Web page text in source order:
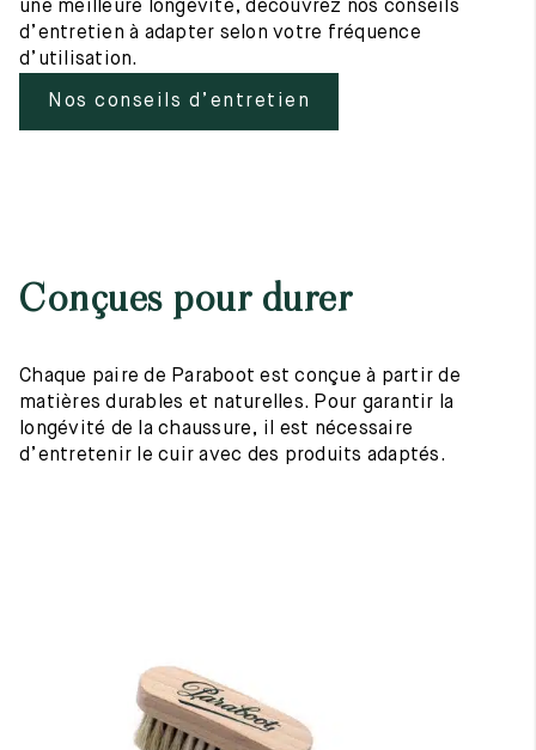
une meilleure longévité, découvrez nos conseils
d’entretien à adapter selon votre fréquence
d’utilisation.
Nos conseils d’entretien
Conçues pour durer
Chaque paire de Paraboot est conçue à partir de
matières durables et naturelles. Pour garantir la
longévité de la chaussure, il est nécessaire
d’entretenir le cuir avec des produits adaptés.